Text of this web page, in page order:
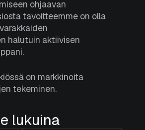
ohjaavan
tavoitteemme on olla
halutuin aktiivisen
on markkinoita
tekeminen.
lukuina